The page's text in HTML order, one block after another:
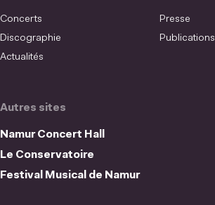
Autres sites
Namur Concert Hall
Le Conservatoire
Festival Musical de Namur
Concerts
Presse
Discographie
Publications
Actualités